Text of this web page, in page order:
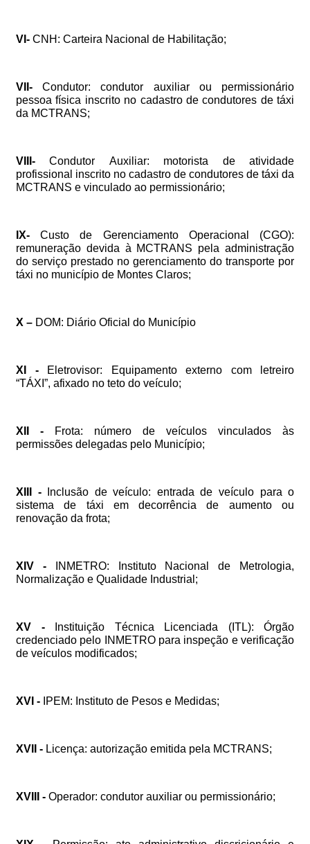
VI- CNH: Carteira Nacional de Habilitação;
VII- Condutor: condutor auxiliar ou
permissionário
pessoa física inscrito no cadastro de condutores de táxi
da MCTRANS;
VIII- Condutor Auxiliar: motorista de
atividade
profissional inscrito no cadastro de condutores de táxi da
MCTRANS e vinculado ao permissionário;
IX- Custo de Gerenciamento Operacional
(CGO):
remuneração devida à MCTRANS pela administração
do serviço prestado no gerenciamento do transporte por
táxi no município de Montes Claros;
X – DOM: Diário Oficial do Município
XI - Eletrovisor: Equipamento externo com
letreiro
“TÁXI ”, afixado no teto do veículo;
XII - Frota: número de veículos vinculados
às
permissões delegadas pelo Município;
XIII - Inclusão de veículo: entrada de veículo para o
sistema
de táxi em decorrência de aumento
ou
renovação da frota;
XIV - INMETRO: Instituto Nacional de
Metrologia,
Normalização e Qualidade Industrial;
XV - Instituição Técnica Licenciada (ITL):
Órgão
credenciado pelo INMETRO para inspeção e verificação
de veículos modificados;
XVI - IPEM: Instituto de Pesos e Medidas;
XVII - Licença: autorização emitida pela MCTRANS;
XVIII - Operador: condutor auxiliar ou permissionário;